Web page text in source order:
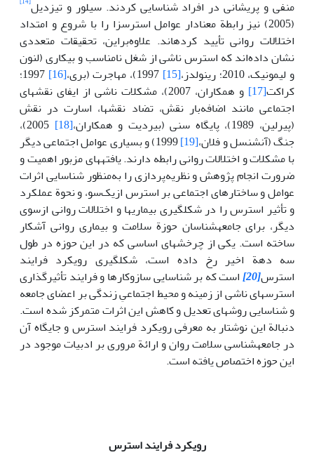
منفی و پریشانی در افراد شناسایی کردند. سیلور و تیزدیل
(2005) نیز رابطة معنادار عوامل استرس­زا را با شروع و امتداد
اختلالات روانی تأیید کرده­اند. علاوه‌براین، تحقیقات متعددی
نشان داده‌اند که استرس ناشی از شغل نامناسب و بیکاری (لنون
و لیمونیک، 2010؛ رینولدز،
[15]
[16]
1997؛
کراکت[17]
و همکاران، 2007)، مشکلات ناشی از ایفای نقش­های
اجتماعی مانند اضافه‌بار نقش، تضاد نقش­ها، اسارت در نقش
(پیرلین، 1989)، پایگاه سنی (بیردیت و همکاران،
[18]
2005)،
جنگ (آنشنسل و فلان،[19]
1999) و بسیاری عوامل اجتماعی دیگر
با مشکلات و اختلالات روانی رابطه دارند. یافته­های مزبور اهمیت و
ضرورت انجام پژوهش و نظریه‌پردازی را به‌منظور شناسایی اثرات
عوامل و ساختارهای اجتماعی بر استرس ازیک‌سو، و نحوة عملکرد
و تأثیر استرس را در شکل­گیری بیماری­ها و اختلالات روانی ازسوی
دیگر، برای جامعه­شناسان حوزة سلامت و بیماری روانی آشکار
ساخته است. یکی از چرخش­های اساسی که در این حوزه در طول
سه دهة اخیر رخ داده است، شکل­گیری رویکرد فرایند
استرس[20]
است که بر شناسایی سازوکارها و فرایند تأثیرگذاری
استرس­های ناشی از زمینه و محیط اجتماعیِ زندگی بر اعضای جامعه
و شناسایی روش­های تعدیل و کاهش این اثرات متمرکز شده است.
دنبالة این نوشتار به معرفی رویکرد فرایند استرس و جایگاه آن
در جامعه­شناسی سلامت روان و ارائة مروری بر ادبیات موجود در
این حوزه اختصاص یافته است.
رویکرد فرایند استرس